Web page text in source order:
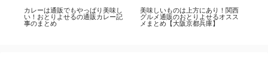
カレーは通販でもやっぱり美味し
い！おとりよせるの通販カレー記
事のまとめ
美味しいものは上方にあり！関西
グルメ通販のおとりよせるオスス
メまとめ【大阪京都兵庫】